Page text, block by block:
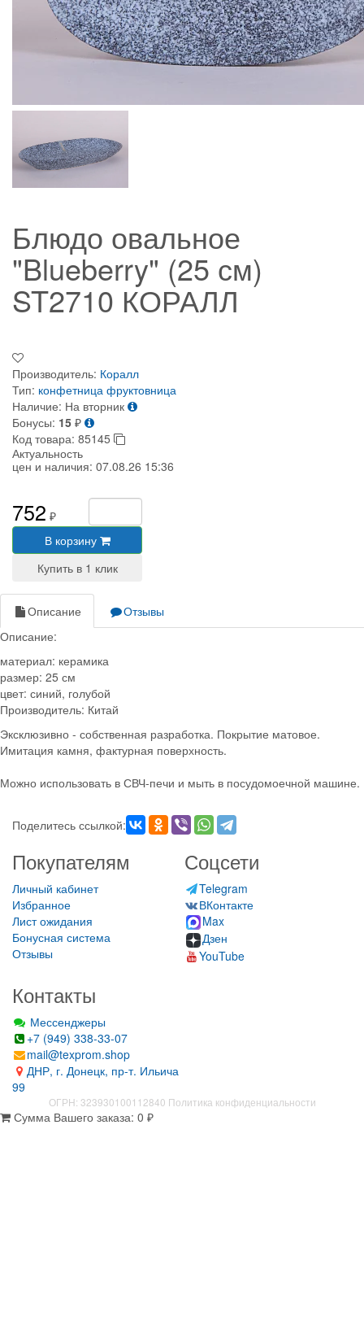
Блюдо овальное
"Blueberry" (25 см)
ST2710 КОРАЛЛ
Производитель: Коралл
Тип: конфетница фруктовница
Наличие: На вторник
Бонусы: 15 ₽
Код товара: 85145
Актуальность
цен и наличия: 07.08.26 15:36
752 ₽
В корзину
Описание
Отзывы
Описание:
материал: керамика
размер: 25 см
цвет: синий, голубой
Производитель: Китай
Эксклюзивно - собственная разработка. Покрытие матовое.
Имитация камня, фактурная поверхность.
Можно использовать в СВЧ-печи и мыть в посудомоечной машине.
Поделитесь ссылкой:
Покупателям
Личный кабинет
Избранное
Лист ожидания
Бонусная система
Отзывы
Соцсети
Telegram
ВКонтакте
Max
Дзен
YouTube
Контакты
Мессенджеры
+7 (949) 338-33-07
mail@texprom.shop
ДНР, г. Донецк, пр-т. Ильича
99
ОГРН: 323930100112840 Политика конфиденциальности
Сумма Вашего заказа: 0 ₽